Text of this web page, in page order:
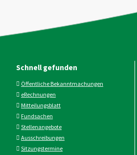
Schnell gefunden
Öffentliche Bekanntmachungen
eRechnungen
Mitteilungsblatt
Fundsachen
Stellenangebote
Ausschreibungen
Sitzungstermine